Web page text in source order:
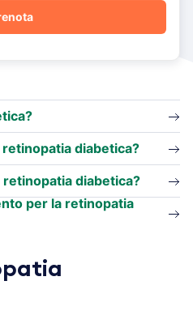
diabetica?
diabetica?
per la retinopatia